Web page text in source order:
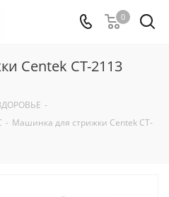
0
Centek CT-2113
-
- Машинка для стрижки Centek CT-